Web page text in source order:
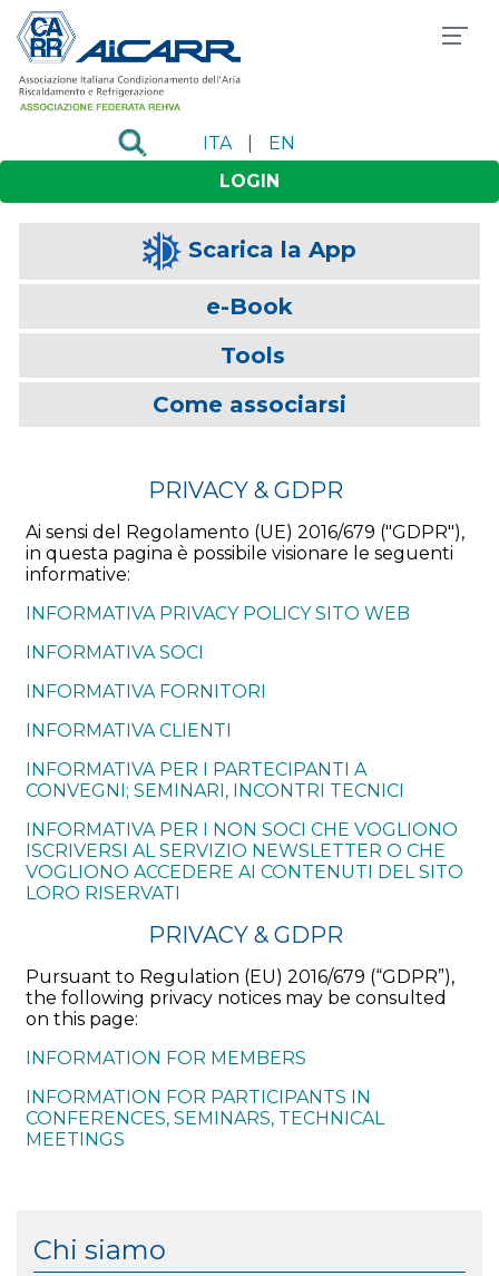
ITA
EN
LOGIN
Scarica la App
e-Book
Tools
Come associarsi
Chi siamo
PRIVACY & GDPR
Ai sensi del Regolamento (UE) 2016/679 ("GDPR"),
in questa pagina è possibile visionare le seguenti
informative:
INFORMATIVA PRIVACY POLICY SITO WEB
INFORMATIVA SOCI
INFORMATIVA FORNITORI
INFORMATIVA CLIENTI
INFORMATIVA PER I PARTECIPANTI A
CONVEGNI; SEMINARI, INCONTRI TECNICI
INFORMATIVA PER I NON SOCI CHE VOGLIONO
ISCRIVERSI AL SERVIZIO NEWSLETTER O CHE
VOGLIONO ACCEDERE AI CONTENUTI DEL SITO
LORO RISERVATI
PRIVACY & GDPR
Pursuant to Regulation (EU) 2016/679 (“GDPR”),
the following privacy notices may be consulted
on this page:
INFORMATION FOR MEMBERS
INFORMATION FOR PARTICIPANTS IN
CONFERENCES, SEMINARS, TECHNICAL
MEETINGS